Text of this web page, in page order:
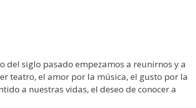
del siglo pasado empezamos a reunirnos y a
teatro, el amor por la música, el gusto por la
a nuestras vidas, el deseo de conocer a